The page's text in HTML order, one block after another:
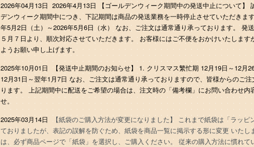
2026年04月13日 2026年4月13日 【ゴールデンウィーク期間中の発送中止について】
デンウィーク期間中につき、下記期間は商品の発送業務を一時停止させていただきま
年5月2日（土）～2026年5月6日（水） なお、ご注文は通常通り承っております。 発
５月７日より、順次対応させていただきます。 お客様にはご不便をおかけいたしま
ようお願い申し上げます。
2025年10月01日 【発送中止期間のお知らせ】 1. クリスマス繁忙期 12月19日～12月
12月31日～翌年1月7日 なお、ご注文は通常通り承っておりますので、皆様からのご
ります。 上記期間中に配送をご希望の場合は、注文時の「備考欄」にお問い合わせ内
せ。
2025年03月14日 【紙袋のご購入方法が変更になりました】 これまで紙袋は「ラッピ
ておりましたが、表記の誤解を防ぐため、紙袋を商品一覧に掲示する形に変更 いたし
は、必ず商品ページで「紙袋」を選択し、ご購入ください。 従来の購入方法に慣れて